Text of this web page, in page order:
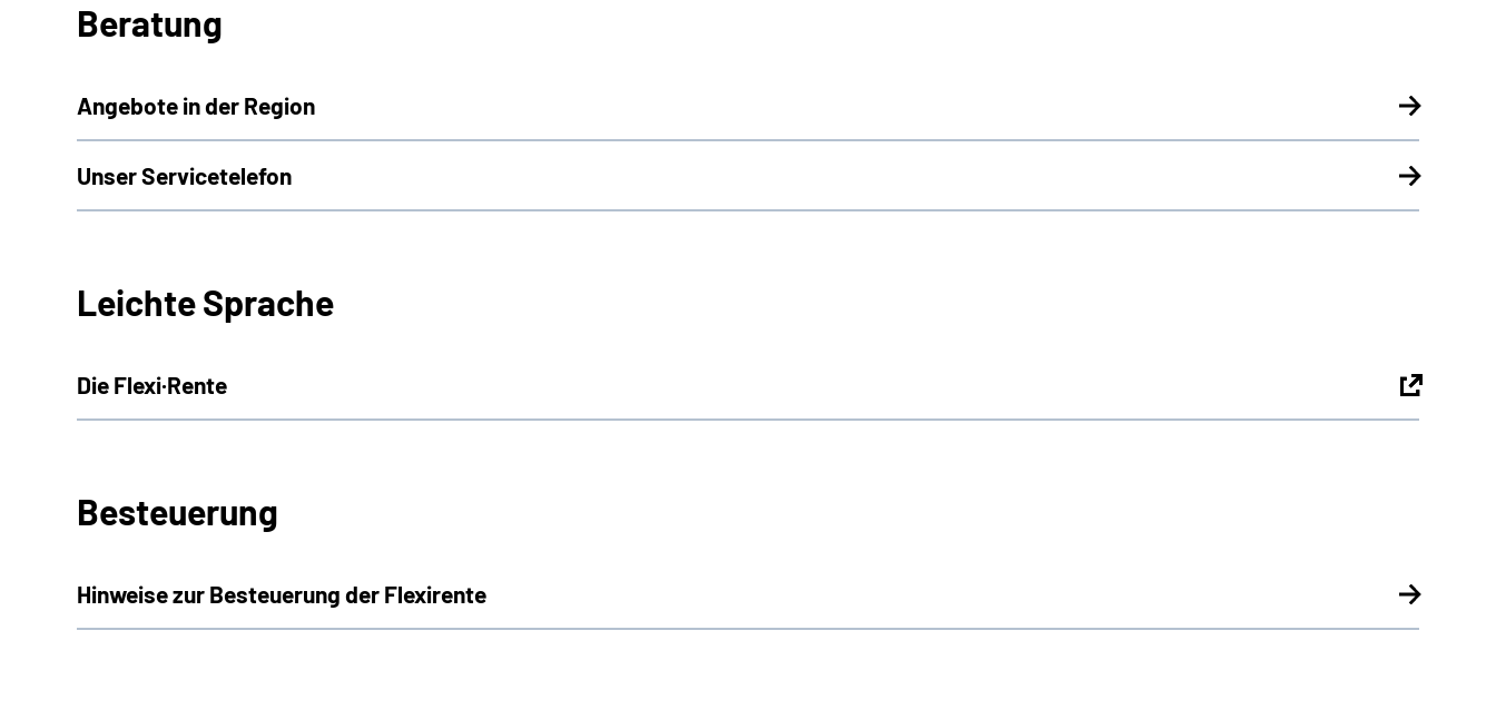
Beratung
Angebote in der Region
Unser Servicetelefon
Leichte Sprache
Die Flexi·Rente
Besteuerung
Hinweise zur Besteuerung der Flexirente